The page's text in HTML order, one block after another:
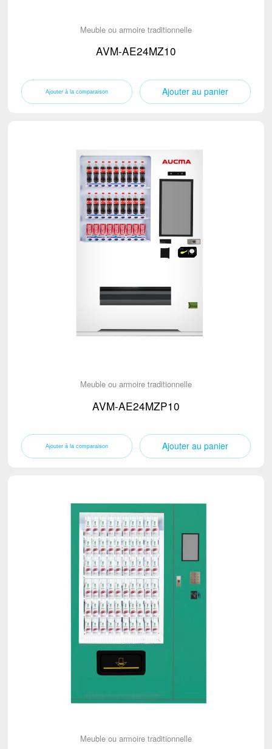
Meuble ou armoire traditionnelle
AVM-AE24MZ10
Ajouter au panier
Meuble ou armoire traditionnelle
AVM-AE24MZP10
Ajouter au panier
Meuble ou armoire traditionnelle